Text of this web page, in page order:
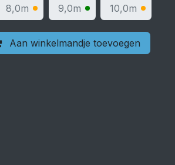
8,0m 9,0m 10,0m
Aan winkelmandje toevoegen